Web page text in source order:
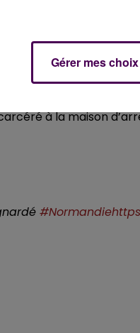
reconnu l'homicide,
s’expliquer avec
dont il était resté
L’arme utilisée et
7 juin au tribunal
à la maison
#Normandie
Gérer mes choix